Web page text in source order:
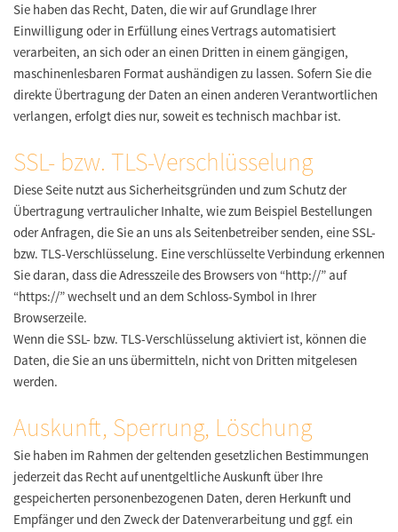
Sie haben das Recht, Daten, die wir auf Grundlage Ihrer
Einwilligung oder in Erfüllung eines Vertrags automatisiert
verarbeiten, an sich oder an einen Dritten in einem gängigen,
maschinenlesbaren Format aushändigen zu lassen. Sofern Sie die
direkte Übertragung der Daten an einen anderen Verantwortlichen
verlangen, erfolgt dies nur, soweit es technisch machbar ist.
SSL- bzw. TLS-Verschlüsselung
Diese Seite nutzt aus Sicherheitsgründen und zum Schutz der
Übertragung vertraulicher Inhalte, wie zum Beispiel Bestellungen
oder Anfragen, die Sie an uns als Seitenbetreiber senden, eine SSL-
bzw. TLS-Verschlüsselung. Eine verschlüsselte Verbindung erkennen
Sie daran, dass die Adresszeile des Browsers von “http://” auf
“https://” wechselt und an dem Schloss-Symbol in Ihrer
Browserzeile.
Wenn die SSL- bzw. TLS-Verschlüsselung aktiviert ist, können die
Daten, die Sie an uns übermitteln, nicht von Dritten mitgelesen
werden.
Auskunft, Sperrung, Löschung
Sie haben im Rahmen der geltenden gesetzlichen Bestimmungen
jederzeit das Recht auf unentgeltliche Auskunft über Ihre
gespeicherten personenbezogenen Daten, deren Herkunft und
Empfänger und den Zweck der Datenverarbeitung und ggf. ein